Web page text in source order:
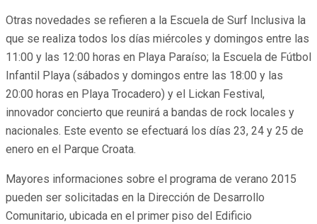
Otras novedades se refieren a la Escuela de Surf Inclusiva la
que se realiza todos los días miércoles y domingos entre las
11:00 y las 12:00 horas en Playa Paraíso; la Escuela de Fútbol
Infantil Playa (sábados y domingos entre las 18:00 y las
20:00 horas en Playa Trocadero) y el Lickan Festival,
innovador concierto que reunirá a bandas de rock locales y
nacionales. Este evento se efectuará los días 23, 24 y 25 de
enero en el Parque Croata.
Mayores informaciones sobre el programa de verano 2015
pueden ser solicitadas en la Dirección de Desarrollo
Comunitario, ubicada en el primer piso del Edificio